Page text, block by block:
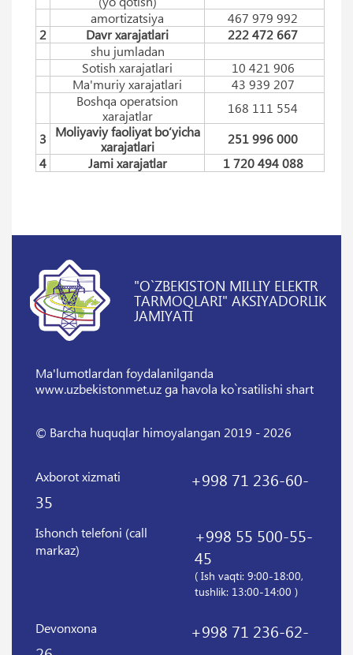
amortizatsiya
467 979 992
2
Davr xarajatlari
222 472 667
shu jumladan
Sotish xarajatlari
10 421 906
Ma'muriy xarajatlari
43 939 207
Boshqa operatsion
xarajatlar
168 111 554
3
Moliyaviy faoliyat bo‘yicha
xarajatlari
251 996 000
4
Jami xarajatlar 1 720 494 088
"O`ZBEKISTON MILLIY ELEKTR
TARMOQLARI" AKSIYADORLIK
JAMIYATI
Ma'lumotlardan foydalanilganda
www.uzbekistonmet.uz ga havola ko`rsatilishi shart
© Barcha huquqlar himoyalangan 2019 - 2026
Axborot xizmati
+998 71 236-60-
35
Ishonch telefoni (call
markaz)
+998 55 500-55-
45
( Ish vaqti: 9:00-18:00,
tushlik: 13:00-14:00 )
Devonxona
+998 71 236-62-